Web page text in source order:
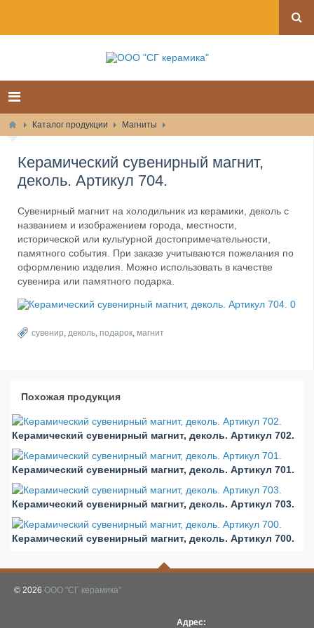
Каталог продукции Магниты
Керамический сувенирный магнит,
деколь. Артикул 704.
Сувенирный магнит на холодильник из керамики, деколь с
названием и изображением города, местности,
исторической или культурной достопримечательности,
памятного события. При заказе учитываются пожелания по
оформлению изделия. Можно использовать в качестве
сувенира или памятного подарка.
сувенир, деколь, подарок, магнит
Похожая продукция
Керамический сувенирный магнит, деколь. Артикул 702.
Керамический сувенирный магнит, деколь. Артикул 701.
Керамический сувенирный магнит, деколь. Артикул 703.
Керамический сувенирный магнит, деколь. Артикул 700.
© 2026 ООО "СГ керамика"
Адрес: